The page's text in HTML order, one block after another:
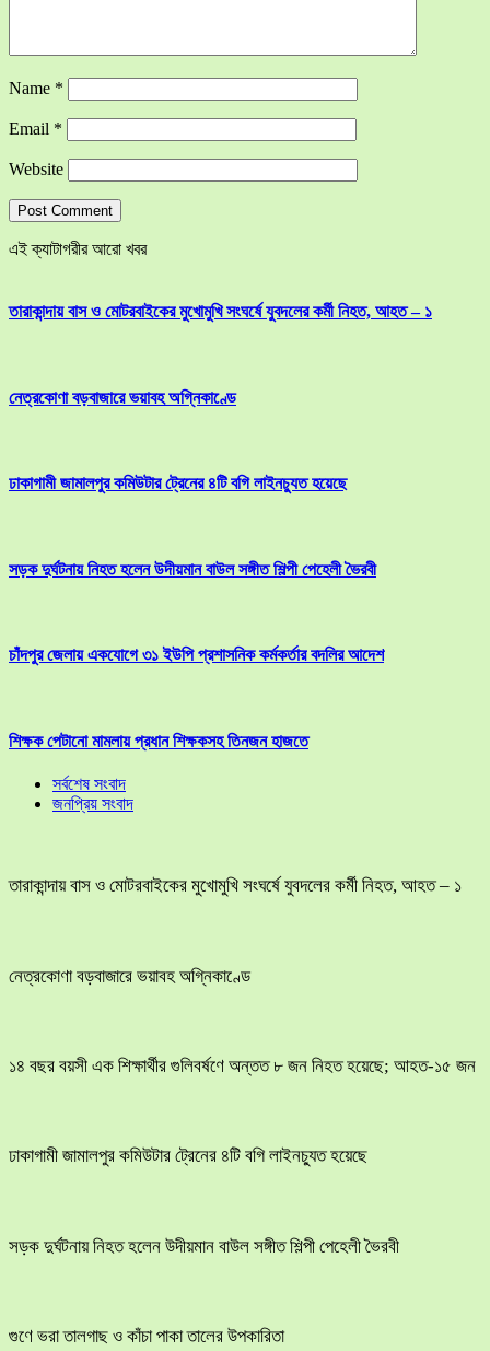
Name *
Email *
Website
এই ক্যাটাগরীর আরো খবর
তারাকান্দায় বাস ও মোটরবাইকের মুখোমুখি সংঘর্ষে যুবদলের কর্মী নিহত, আহত – ১
নেত্রকোণা বড়বাজারে ভয়াবহ অগ্নিকাণ্ডে
ঢাকাগামী জামালপুর কমিউটার ট্রেনের ৪টি বগি লাইনচ্যুত হয়েছে
সড়ক দুর্ঘটনায় নিহত হলেন উদীয়মান বাউল সঙ্গীত শিল্পী পেহেলী ভৈরবী
চাঁদপুর জেলায় একযোগে ৩১ ইউপি প্রশাসনিক কর্মকর্তার বদলির আদেশ
শিক্ষক পেটানো মামলায় প্রধান শিক্ষকসহ তিনজন হাজতে
সর্বশেষ সংবাদ
জনপ্রিয় সংবাদ
তারাকান্দায় বাস ও মোটরবাইকের মুখোমুখি সংঘর্ষে যুবদলের কর্মী নিহত, আহত – ১
নেত্রকোণা বড়বাজারে ভয়াবহ অগ্নিকাণ্ডে
১৪ বছর বয়সী এক শিক্ষার্থীর গুলিবর্ষণে অন্তত ৮ জন নিহত হয়েছে; আহত-১৫ জন
ঢাকাগামী জামালপুর কমিউটার ট্রেনের ৪টি বগি লাইনচ্যুত হয়েছে
সড়ক দুর্ঘটনায় নিহত হলেন উদীয়মান বাউল সঙ্গীত শিল্পী পেহেলী ভৈরবী
গুণে ভরা তালগাছ ও কাঁচা পাকা তালের উপকারিতা